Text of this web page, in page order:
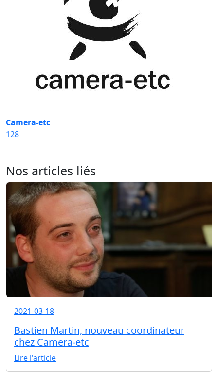
Camera-etc
128
Nos articles liés
2021-03-18
Bastien Martin, nouveau coordinateur
chez Camera-etc
Lire l'article